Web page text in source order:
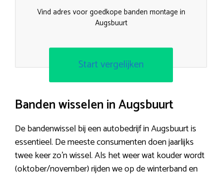
Vind adres voor goedkope banden montage in
Augsbuurt
Start vergelijken
Banden wisselen in Augsbuurt
De bandenwissel bij een autobedrijf in Augsbuurt is
essentieel. De meeste consumenten doen jaarlijks
twee keer zo’n wissel. Als het weer wat kouder wordt
(oktober/november) rijden we op de winterband en